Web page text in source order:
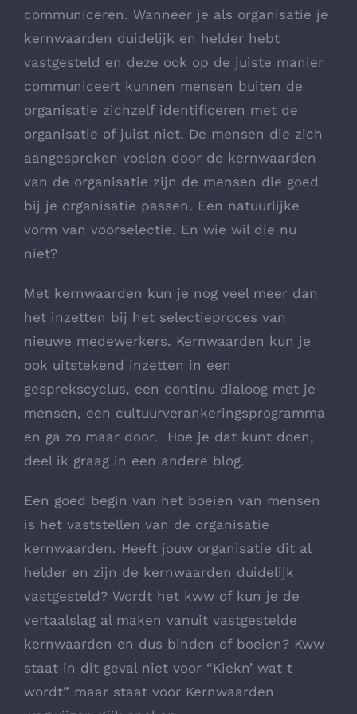
communiceren. Wanneer je als organisatie je
kernwaarden duidelijk en helder hebt
vastgesteld en deze ook op de juiste manier
communiceert kunnen mensen buiten de
organisatie zichzelf identificeren met de
organisatie of juist niet. De mensen die zich
aangesproken voelen door de kernwaarden
van de organisatie zijn de mensen die goed
bij je organisatie passen. Een natuurlijke
vorm van voorselectie. En wie wil die nu
niet?
Met kernwaarden kun je nog veel meer dan
het inzetten bij het selectieproces van
nieuwe medewerkers. Kernwaarden kun je
ook uitstekend inzetten in een
gesprekscyclus, een continu dialoog met je
mensen, een cultuurverankeringsprogramma
en ga zo maar door. Hoe je dat kunt doen,
deel ik graag in een andere blog.
Een goed begin van het boeien van mensen
is het vaststellen van de organisatie
kernwaarden. Heeft jouw organisatie dit al
helder en zijn de kernwaarden duidelijk
vastgesteld? Wordt het kww of kun je de
vertaalslag al maken vanuit vastgestelde
kernwaarden en dus binden of boeien? Kww
staat in dit geval niet voor “Kiekn’ wat t
wordt” maar staat voor Kernwaarden